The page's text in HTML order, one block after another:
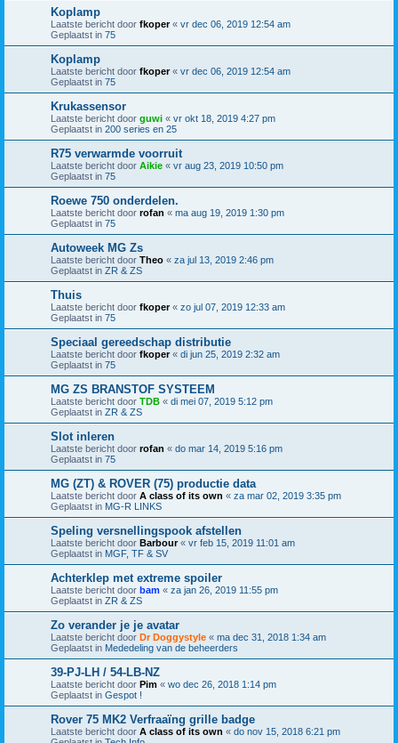
Koplamp
Laatste bericht door fkoper« vr dec 06, 2019 12:54 am
Geplaatst in 75
Koplamp
Laatste bericht door fkoper« vr dec 06, 2019 12:54 am
Geplaatst in 75
Krukassensor
Laatste bericht door guwi « vr okt 18, 2019 4:27 pm
Geplaatst in 200 series en 25
R75 verwarmde voorruit
Laatste bericht door Aikie « vr aug 23, 2019 10:50 pm
Geplaatst in 75
Roewe 750 onderdelen.
Laatste bericht door rofan « ma aug 19, 2019 1:30 pm
Geplaatst in 75
Autoweek MG Zs
Laatste bericht door Theo « za jul 13, 2019 2:46 pm
Geplaatst in ZR & ZS
Thuis
Laatste bericht door fkoper« zo jul 07, 2019 12:33 am
Geplaatst in 75
Speciaal gereedschap distributie
Laatste bericht door fkoper« di jun 25, 2019 2:32 am
Geplaatst in 75
MG ZS BRANSTOF SYSTEEM
Laatste bericht door TDB « di mei 07, 2019 5:12 pm
Geplaatst in ZR & ZS
Slot inleren
Laatste bericht door rofan « do mar 14, 2019 5:16 pm
Geplaatst in 75
MG (ZT) & ROVER (75) productie data
Laatste bericht door A class of its own « za mar 02, 2019 3:35 pm
Geplaatst in MG-R LINKS
Speling versnellingspook afstellen
Laatste bericht door Barbour« vr feb 15, 2019 11:01 am
Geplaatst in MGF, TF & SV
Achterklep met extreme spoiler
Laatste bericht door bam « za jan 26, 2019 11:55 pm
Geplaatst in ZR & ZS
Zo verander je je avatar
Laatste bericht door Dr Doggystyle « ma dec 31, 2018 1:34 am
Geplaatst in Mededeling van de beheerders
39-PJ-LH / 54-LB-NZ
Laatste bericht door Pim « wo dec 26, 2018 1:14 pm
Geplaatst in Gespot !
Rover 75 MK2 Verfraaïng grille badge
Laatste bericht door A class of its own « do nov 15, 2018 6:21 pm